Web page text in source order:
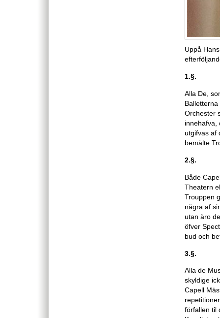
Uppå
1.§.
Alla De,
Orchester
innehafva,
utgifvas af
bemälte
2.§.
Både
Theatern
Trouppen
några af
utan äro
öfver
bud och
3.§.
Alla de
skyldige
Capell
förfallen til